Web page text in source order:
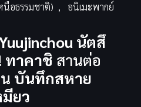
นือธรรมชาติ) ,
อนิเมะพากย์
นัตสึ
ทาคาชิ สานต่อ
บันทึกสหาย
ยว